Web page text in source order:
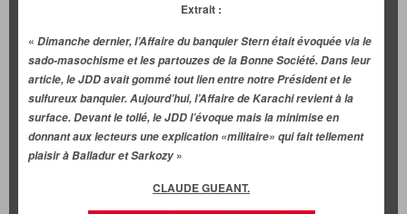
Extrait :
« Dimanche dernier, l’Affaire du banquier Stern était évoquée via le
sado-masochisme et les partouzes de la Bonne Société. Dans leur
article, le JDD avait gommé tout lien entre notre Président et le
sulfureux banquier. Aujourd’hui, l’Affaire de Karachi revient à la
surface. Devant le tollé, le JDD l’évoque mais la minimise en
donnant aux lecteurs une explication «militaire» qui fait tellement
plaisir à Balladur et Sarkozy »
CLAUDE GUEANT.